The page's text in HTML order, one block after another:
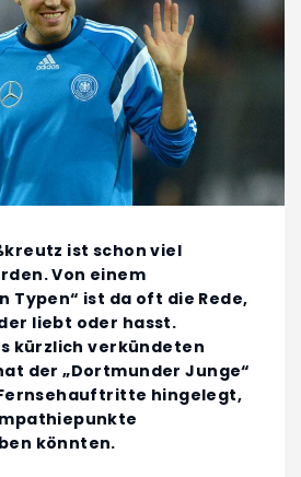
ist schon viel
Von einem
Typen“ ist da oft die Rede,
liebt oder hasst.
kürzlich verkündeten
der „Dortmunder Junge“
hingelegt,
könnten.